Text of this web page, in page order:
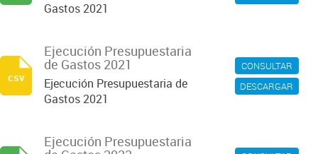
Gastos 2021
CONSULTAR
DESCARGAR
Ejecución Presupuestaria
de Gastos 2021
Ejecución Presupuestaria de
Gastos 2021
csv
Ejecución Presupuestaria